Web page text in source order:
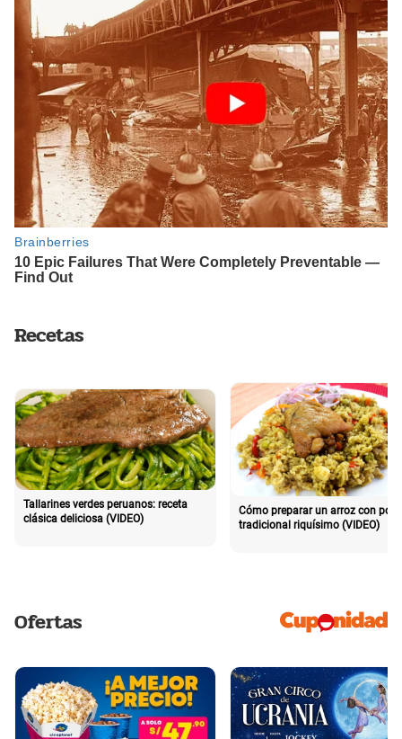
Recetas
Tallarines verdes peruanos: receta
clásica deliciosa (VIDEO)
Cómo preparar un arroz con pollo
tradicional riquísimo (VIDEO)
Ofertas